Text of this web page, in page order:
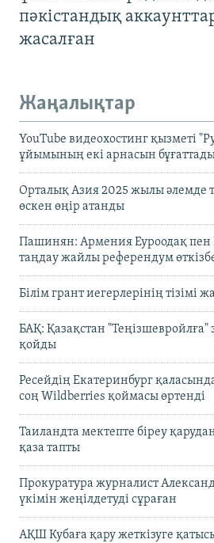
пәкістандық
жасалған
Жаңалықтар
YouTube видеохостинг қызметі
ұйымының екі арнасын
Орталық Азия 2025 жылы әлемде
өскен өңір атанды
Пашинян: Армения Еуроодақ пен
таңдау жайлы референдум
Білім грант иегерлерінің тізімі
БАҚ: Қазақстан "Теңізшевройлға"
қойды
Ресейдің Екатеринбург
соң Wildberries қоймасы өртенді
Таиландта мектепте біреу
қаза тапты
Прокуратура журналист
үкімін жеңілдетуді сұраған
АҚШ Кубаға қару жеткізуге